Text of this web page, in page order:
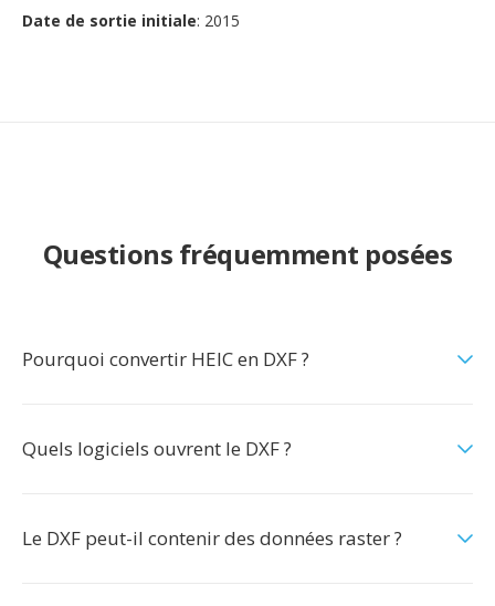
Date de sortie initiale: 2015
Questions fréquemment posées
Pourquoi convertir HEIC en DXF ?
Quels logiciels ouvrent le DXF ?
Le DXF peut-il contenir des données raster ?